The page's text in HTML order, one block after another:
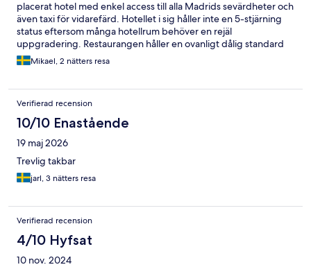
placerat hotel med enkel access till alla Madrids sevärdheter och
även taxi för vidarefärd. Hotellet i sig håller inte en 5-stjärning
status eftersom många hotellrum behöver en rejäl
uppgradering. Restaurangen håller en ovanligt dålig standard
och behöver även den förbättras. Frukosten är däremot mycket
bra. I övrigt finns det några kul saker med hotellet som en
Mikael, 2 nätters resa
Verifierad recension
10/10 Enastående
19 maj 2026
Trevlig takbar
jarl, 3 nätters resa
Verifierad recension
4/10 Hyfsat
10 nov. 2024